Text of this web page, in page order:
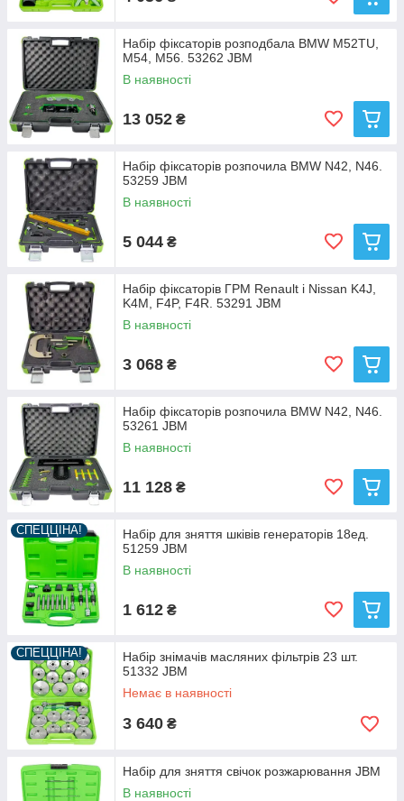
Набір фіксаторів розподбала BMW M52TU,
M54, M56. 53262 JBM
В наявності
13 052 ₴
Набір фіксаторів розпочила BMW N42, N46.
53259 JBM
В наявності
5 044 ₴
Набір фіксаторів ГРМ Renault і Nissan K4J,
K4M, F4P, F4R. 53291 JBM
В наявності
3 068 ₴
Набір фіксаторів розпочила BMW N42, N46.
53261 JBM
В наявності
11 128 ₴
СПЕЦЦІНА!
Haбiр для зняття шківiв генераторiв 18ед.
51259 JBM
В наявності
1 612 ₴
СПЕЦЦІНА!
Набір знімачів масляних фільтрів 23 шт.
51332 JBM
Немає в наявності
3 640 ₴
Набір для зняття свічок розжарювання JBM
В наявності